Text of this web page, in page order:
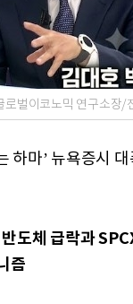
로벌이코노믹 연구소장/
하마’ 뉴욕증시
도체 급락과
즘